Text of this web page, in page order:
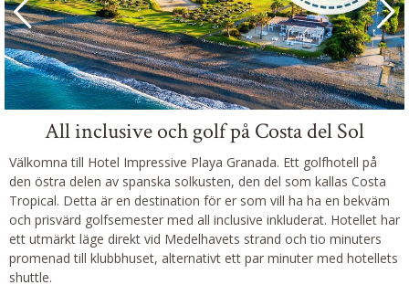
All inclusive och golf på Costa del Sol
Välkomna till Hotel Impressive Playa Granada. Ett golfhotell på
den östra delen av spanska solkusten, den del som kallas Costa
Tropical. Detta är en destination för er som vill ha ha en bekväm
och prisvärd golfsemester med all inclusive inkluderat. Hotellet har
ett utmärkt läge direkt vid Medelhavets strand och tio minuters
promenad till klubbhuset, alternativt ett par minuter med hotellets
shuttle.